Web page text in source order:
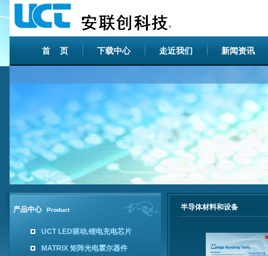
首 页 下载中心 走近我们 新闻资讯
产品中心 Product
UCT LED驱动,锂电充电芯片
MATRIX 矩阵光电霍尔器件
半导体材料和设备